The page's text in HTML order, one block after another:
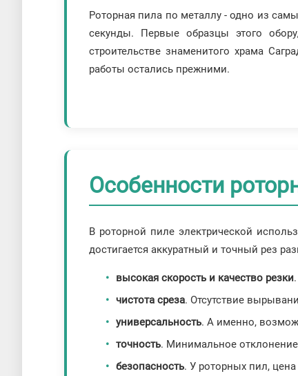
Роторная пила по металлу - одно из
секунды. Первые образцы этого
строительстве знаменитого храма
работы остались прежними.
Особенности
В роторной пиле электрической
достигается аккуратный и точный рез
высокая скорость и качество резки
чистота среза. Отсутствие
универсальность. А именно,
точность. Минимальное
безопасность. У роторных пил,